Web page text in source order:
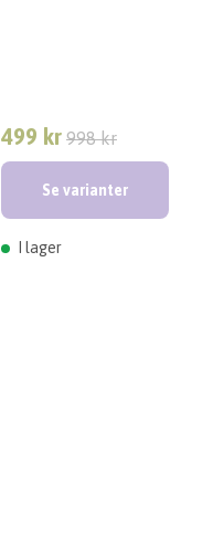
499 kr 998 kr
Se varianter
I lager